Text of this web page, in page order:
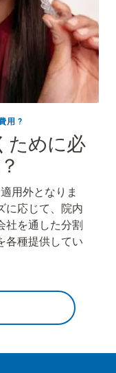
用 ?
ために必
用外となりま
応じて、 院内
社を通した分割
各種提供してい